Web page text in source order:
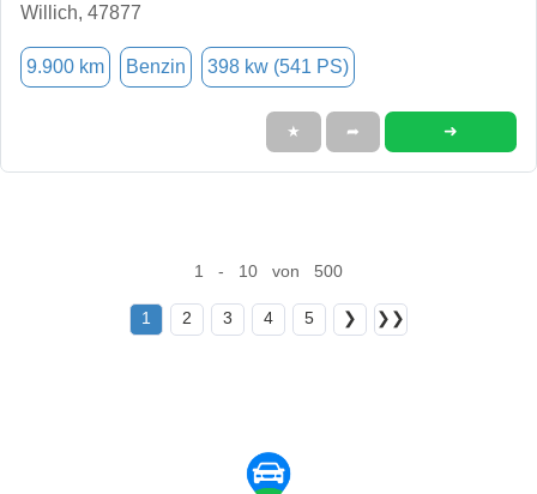
Willich, 47877
9.900 km Benzin 398 kw (541 PS)
★ ➦ ➜
1 - 10 von 500
1 2 3 4 5 ❯ ❯❯